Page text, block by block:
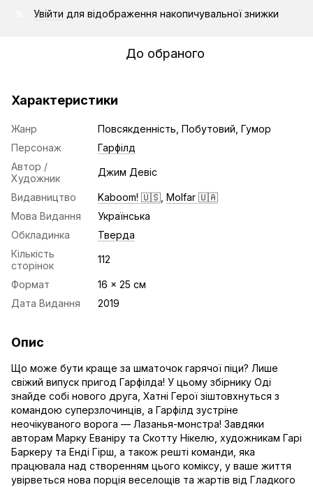
Увійти для відображення накопичувальної знижки
До обраного
Характеристики
Жанр
Повсякденність, Побутовий, Гумор
Персонаж
Гарфілд
Автор /
Художник
Джим Девіс
Видавництво Kaboom! 🇺🇸 Molfar 🇺🇦
Мова Видання
Українська
Обкладинка
Тверда
Кількість
сторінок
112
Формат
16 x 25 см
Дата Видання
2019
Опис
Що може бути краще за шматочок гарячої піци? Лише
свіжий випуск пригод Гарфілда! У цьому збірнику Оді
знайде собі нового друга, Хатні Герої зіштовхнуться з
командою суперзлочинців, а Гарфілд зустріне
неочікуваного ворога — Лазанья-монстра! Завдяки
авторам Марку Еваніру та Скотту Нікелю, художникам Гарі
Баркеру та Енді Гірш, а також решті команди, яка
працювала над створенням цього коміксу, у ваше життя
увірветься нова порція веселощів та жартів від Гладкого